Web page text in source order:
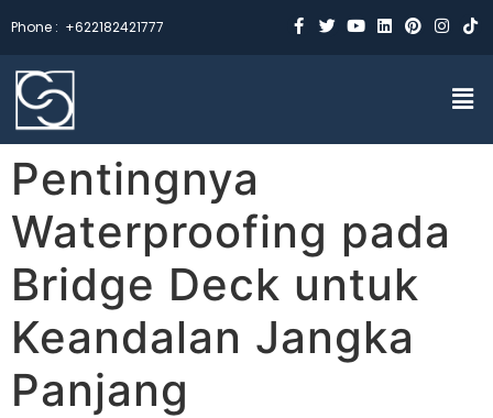
Phone : +622182421777
Pentingnya
Waterproofing pada
Bridge Deck untuk
Keandalan Jangka
Panjang